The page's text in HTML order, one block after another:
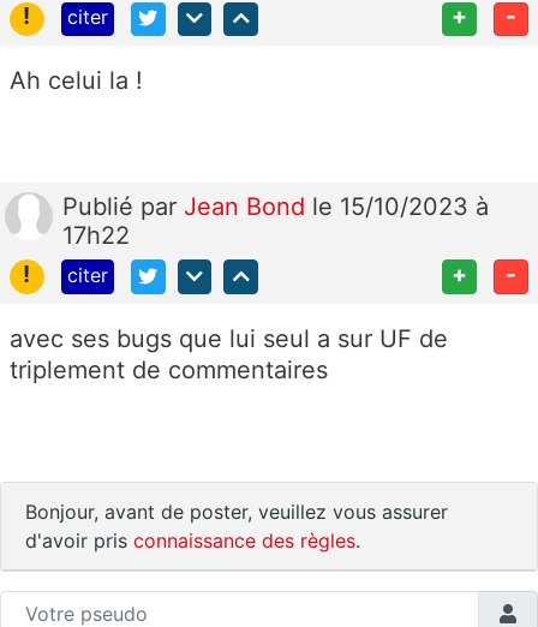
!
citer + -
Ah celui la !
Publié par Jean Bond le 15/10/2023 à
17h22
!
citer + -
avec ses bugs que lui seul a sur UF de
triplement de commentaires
Bonjour, avant de poster, veuillez vous assurer
d'avoir pris connaissance des règles.